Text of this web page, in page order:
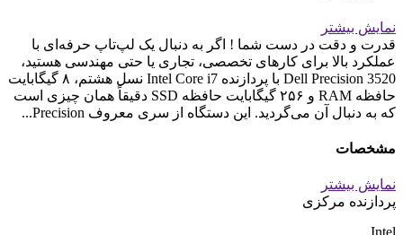
نمایش بیشتر
قدرت و دقت در دست شما ! اگر به دنبال یک لپ‌تاپ حرفه‌ای با
عملکرد بالا برای کارهای تخصصی، تجاری یا حتی مهندسی هستید،
Dell Precision 3520 با پردازنده Intel Core i7 نسل هشتم، ۸ گیگابایت
حافظه RAM و ۲۵۶ گیگابایت حافظه SSD دقیقاً همان چیزی است
که به دنبال آن می‌گردید. این دستگاه از سری معروف Precision...
مشخصات
نمایش بیشتر
پردازنده مرکزی